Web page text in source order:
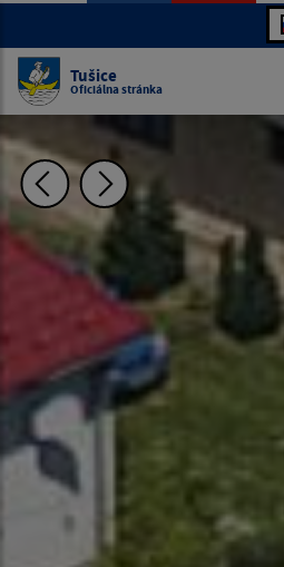
Tušice
Oficiálna stránka